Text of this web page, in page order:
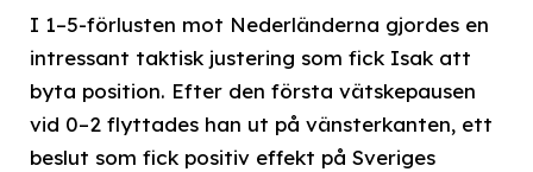
I 1–5-förlusten mot Nederländerna gjordes en
intressant taktisk justering som fick Isak att
byta position. Efter den första vätskepausen
vid 0–2 flyttades han ut på vänsterkanten, ett
beslut som fick positiv effekt på Sveriges